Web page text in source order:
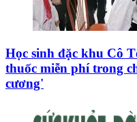
Học sinh đặc khu Cô
thuốc miễn phí trong
cương'